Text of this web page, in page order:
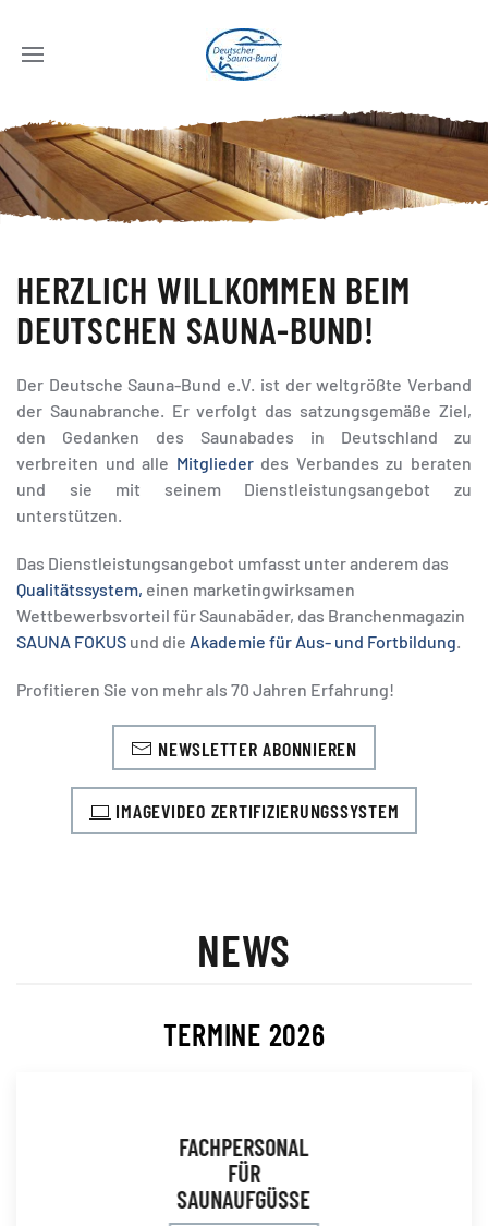
HERZLICH WILLKOMMEN BEIM
DEUTSCHEN SAUNA-BUND!
Der Deutsche Sauna-Bund e.V. ist der weltgrößte Verband
der Saunabranche. Er verfolgt das satzungsgemäße Ziel,
den Gedanken des Saunabades in Deutschland zu
verbreiten und alle Mitgliederdes Verbandes zu beraten
und sie mit seinem Dienstleistungsangebot zu
unterstützen.
Das Dienstleistungsangebot umfasst unter anderem das
Qualitätssystem, einen marketingwirksamen
Wettbewerbsvorteil für Saunabäder, das Branchenmagazin
SAUNA FOKUS und die Akademie für Aus- und Fortbildung
Profitieren Sie von mehr als 70 Jahren Erfahrung!
NEWSLETTER ABONNIEREN
IMAGEVIDEO ZERTIFIZIERUNGSSYSTEM
NEWS
TERMINE 2026
FACHPERSONAL
FÜR
SAUNAUFGÜSSE